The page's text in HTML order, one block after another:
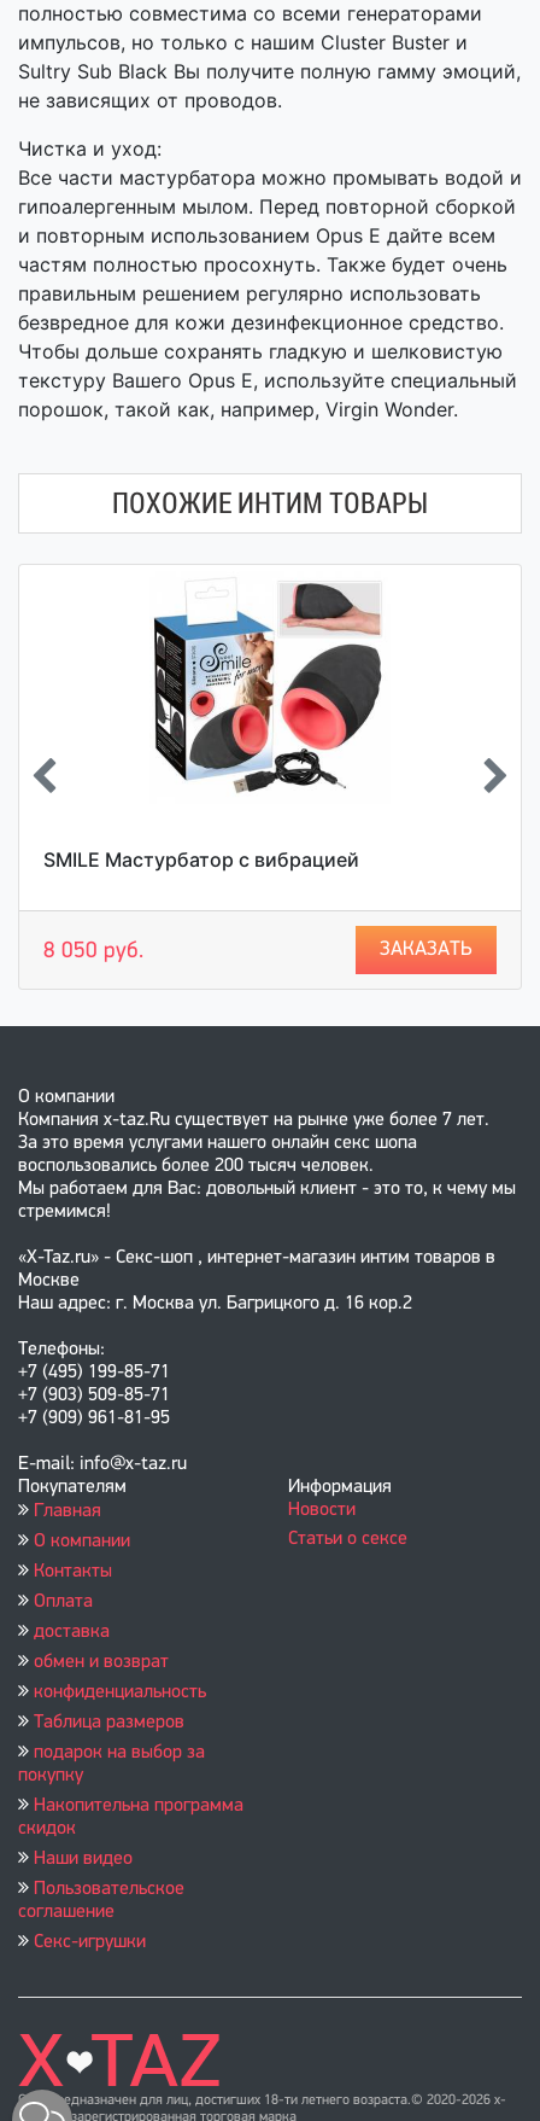
полностью совместима со всеми генераторами
импульсов, но только с нашим Cluster Buster и
Sultry Sub Black Вы получите полную гамму эмоций,
не зависящих от проводов.
Чистка и уход:
Все части мастурбатора можно промывать водой и
гипоалергенным мылом. Перед повторной сборкой
и повторным использованием Opus E дайте всем
частям полностью просохнуть. Также будет очень
правильным решением регулярно использовать
безвредное для кожи дезинфекционное средство.
Чтобы дольше сохранять гладкую и шелковистую
текстуру Вашего Opus E, используйте специальный
порошок, такой как, например, Virgin Wonder.
ПОХОЖИЕ ИНТИМ ТОВАРЫ
SMILE Мастурбатор с вибрацией
8 050 руб. ЗАКАЗАТЬ
О компании
Компания x-taz.Ru существует на рынке уже более 7 лет.
За это время услугами нашего онлайн секс шопа
воспользовались более 200 тысяч человек.
Мы работаем для Вас: довольный клиент - это то, к чему мы
стремимся!
«X-Taz.ru» - Секс-шоп , интернет-магазин интим товаров в
Москве
Наш адрес: г. Москва ул. Багрицкого д. 16 кор.2
Телефоны:
+7 (495) 199-85-71
+7 (903) 509-85-71
+7 (909) 961-81-95
E-mail: info@x-taz.ru
Покупателям
Главная
О компании
Контакты
Оплата
доставка
обмен и возврат
конфиденциальность
Таблица размеров
подарок на выбор за
покупку
Накопительна программа
скидок
Наши видео
Пользовательское
соглашение
Секс-игрушки
Информация
Новости
Статьи о сексе
Сайт предназначен для лиц, достигших 18-ти летнего возраста.© 2020-2026 x-
taz.ru ™ зарегистрированная торговая марка